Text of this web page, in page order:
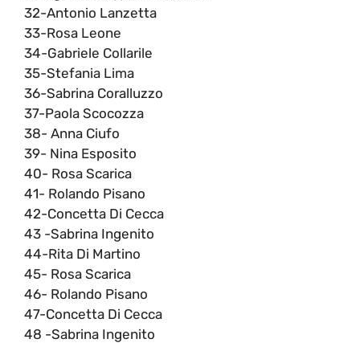
32-Antonio Lanzetta
33-Rosa Leone
34-Gabriele Collarile
35-Stefania Lima
36-Sabrina Coralluzzo
37-Paola Scocozza
38- Anna Ciufo
39- Nina Esposito
40- Rosa Scarica
41- Rolando Pisano
42-Concetta Di Cecca
43 -Sabrina Ingenito
44-Rita Di Martino
45- Rosa Scarica
46- Rolando Pisano
47-Concetta Di Cecca
48 -Sabrina Ingenito